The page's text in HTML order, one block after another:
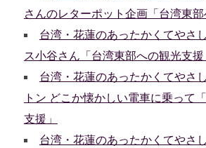
さんのレターポット企画「台湾東部
台湾・花蓮のあったかくてやさ
ス小谷さん「台湾東部への観光支援
台湾・花蓮のあったかくてやさ
トン どこか懐かしい電車に乗って
支援」
台湾・花蓮のあったかくてやさ